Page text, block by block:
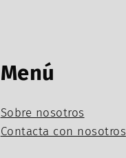
Menú
Sobre nosotros
Contacta con nosotros